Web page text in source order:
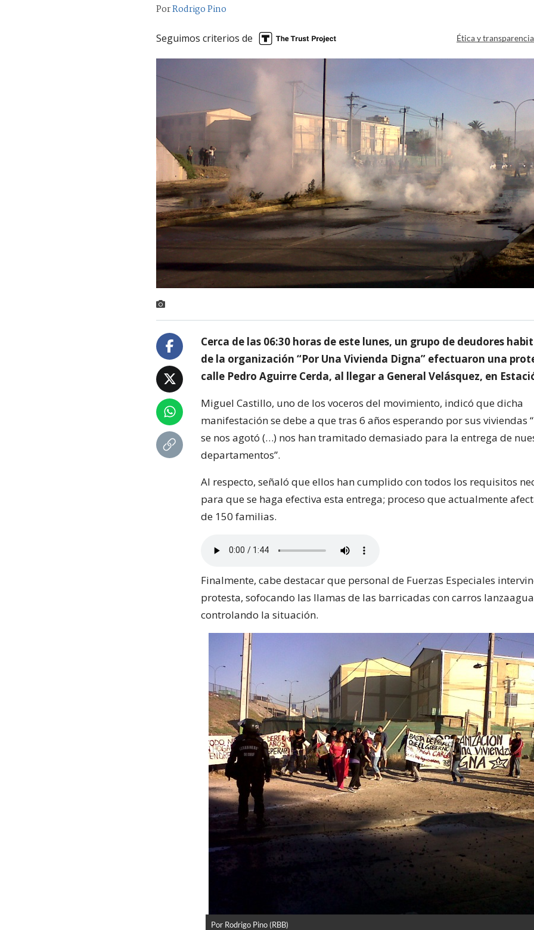
PorRodrigo Pino
Seguimos criterios de Ética y
Cerca de las 06:30 horas de este lunes, un grupo de deudores
de la organización “Por Una Vivienda Digna” efectuaron una
calle Pedro Aguirre Cerda, al llegar a General Velásquez, en
Miguel Castillo, uno de los voceros del movimiento, indicó que dicha
manifestación se debe a que tras 6 años esperando por sus viviendas
se nos agotó (…) nos han tramitado demasiado para la entrega de
departamentos”.
Al respecto, señaló que ellos han cumplido con todos los requisitos
para que se haga efectiva esta entrega; proceso que actualmente
de 150 familias.
Finalmente, cabe destacar que personal de Fuerzas Especiales
protesta, sofocando las llamas de las barricadas con carros
controlando la situación.
Por Rodrigo Pino (RBB)